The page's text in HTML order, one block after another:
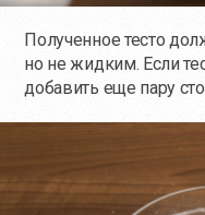
Полученное тесто
но не жидким. Если
добавить еще пару